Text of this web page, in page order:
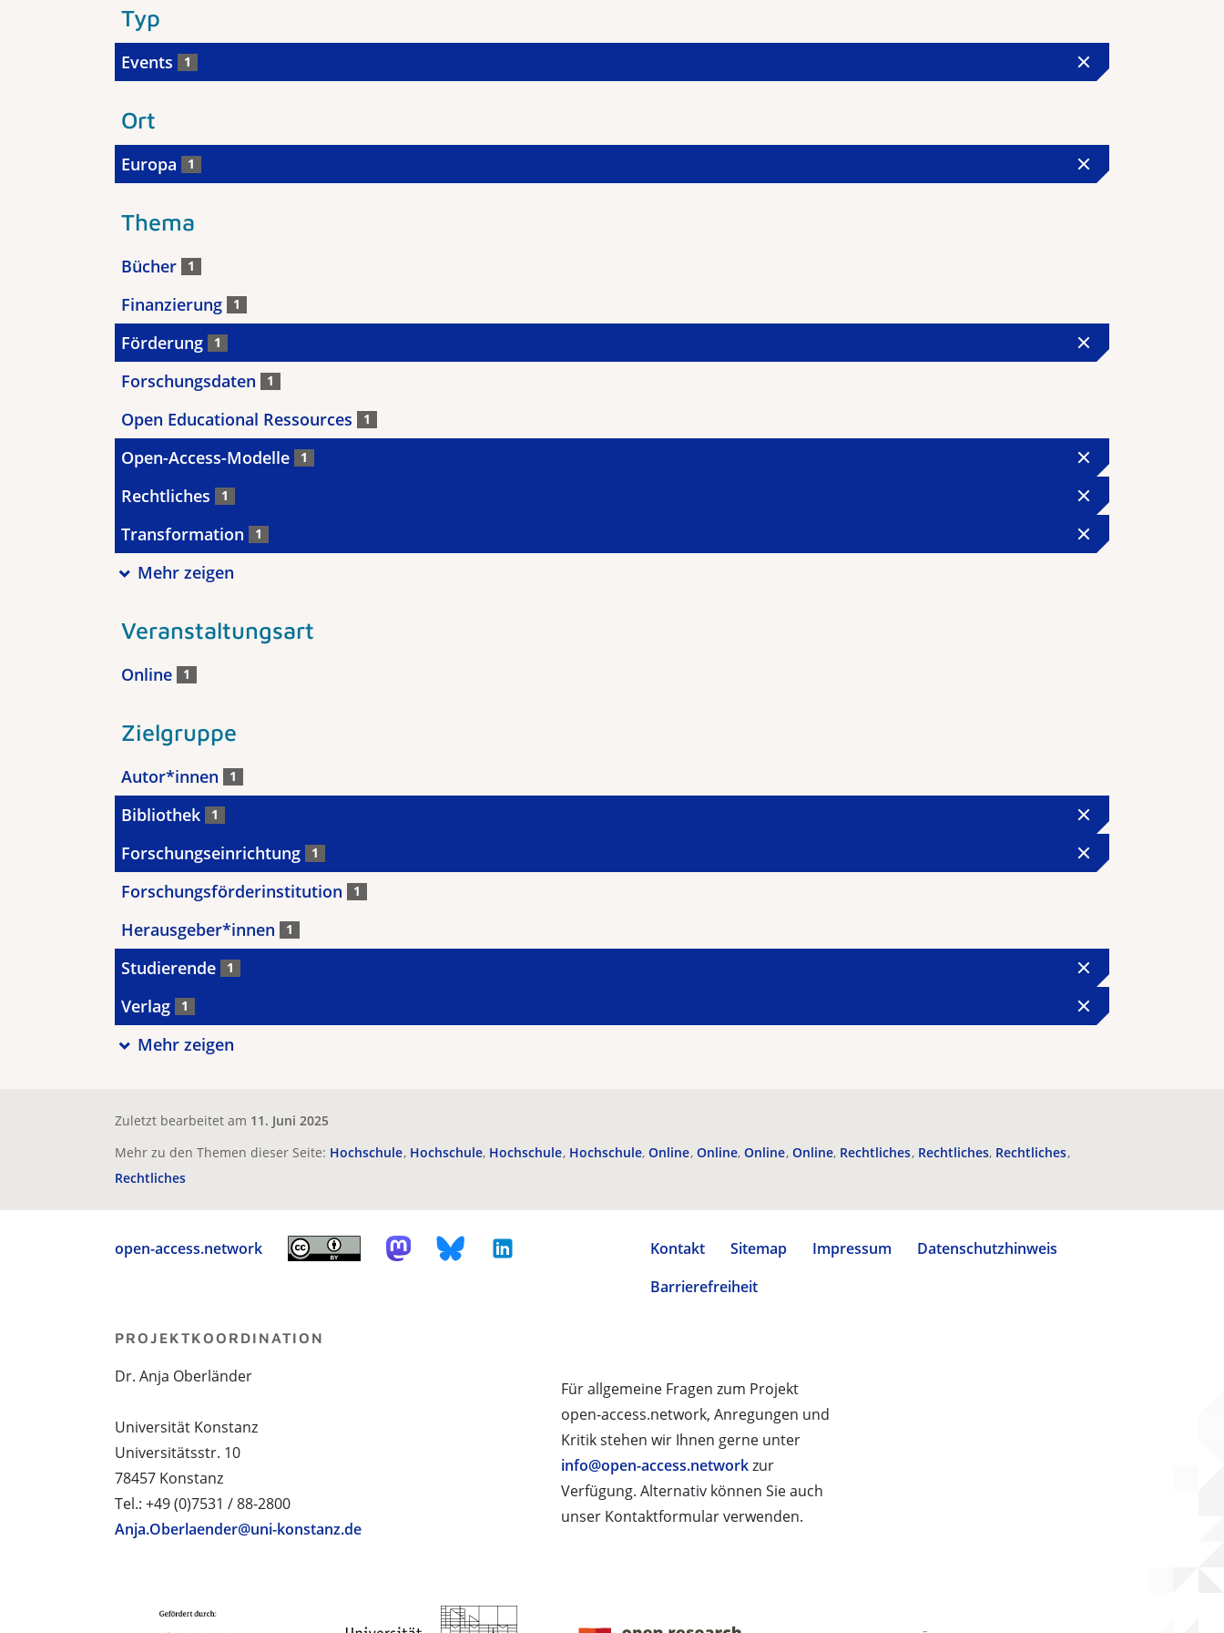
Typ
Events 1
Ort
Europa 1
Thema
Bücher 1
Finanzierung 1
Förderung 1
Forschungsdaten 1
Open Educational Ressources 1
Open-Access-Modelle 1
Rechtliches 1
Transformation 1
Mehr zeigen
Veranstaltungsart
Online 1
Zielgruppe
Autor*innen 1
Bibliothek 1
Forschungseinrichtung 1
Forschungsförderinstitution 1
Herausgeber*innen 1
Studierende 1
Verlag 1
Mehr zeigen
Zuletzt bearbeitet am 11. Juni 2025
Mehr zu den Themen dieser Seite: Hochschule Hochschule Hochschule Hochschule Online Online Online Online Rechtliches Rechtliches Rechtliches
Rechtliches
open-access.network Kontakt Sitemap Impressum
Datenschutzhinweis
Barrierefreiheit
Für allgemeine Fragen zum Projekt
open-access.network, Anregungen und
Kritik stehen wir Ihnen gerne unter
info@open-access.networkzur
Verfügung. Alternativ können Sie auch
unser Kontaktformular verwenden.
PROJEKTKOORDINATION
Dr. Anja Oberländer
Universität Konstanz
Universitätsstr. 10
78457 Konstanz
Tel.: +49 (0)7531 / 88-2800
Anja.Oberlaender@uni-konstanz.de